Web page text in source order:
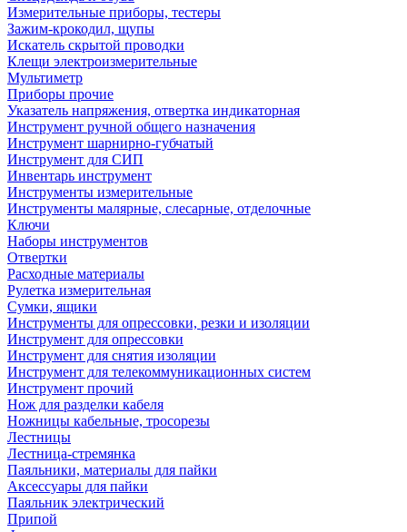
Измерительные приборы, тестеры
Зажим-крокодил, щупы
Искатель скрытой проводки
Клещи электроизмерительные
Мультиметр
Приборы прочие
Указатель напряжения, отвертка индикаторная
Инструмент ручной общего назначения
Инструмент шарнирно-губчатый
Инструмент для СИП
Инвентарь инструмент
Инструменты измерительные
Инструменты малярные, слесарные, отделочные
Ключи
Наборы инструментов
Отвертки
Расходные материалы
Рулетка измерительная
Сумки, ящики
Инструменты для опрессовки, резки и изоляции
Инструмент для опрессовки
Инструмент для снятия изоляции
Инструмент для телекоммуникационных систем
Инструмент прочий
Нож для разделки кабеля
Ножницы кабельные, тросорезы
Лестницы
Лестница-стремянка
Паяльники, материалы для пайки
Аксессуары для пайки
Паяльник электрический
Припой